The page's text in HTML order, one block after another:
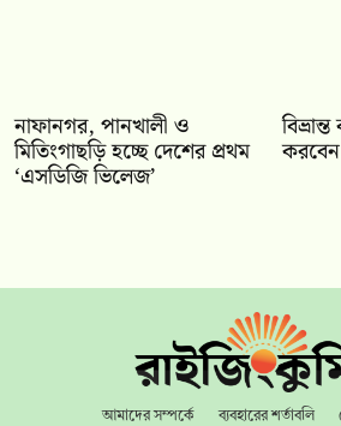
নাফানগর, পানখালী ও
মিতিংগাছড়ি হচ্ছে দেশের প্রথম
‘এসডিজি ভিলেজ’
করবেন
আমাদের সম্পর্কে ব্যবহারের শর্তাবলি